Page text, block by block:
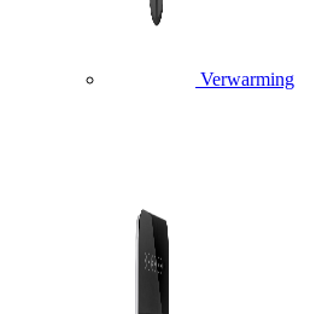
Verwarming